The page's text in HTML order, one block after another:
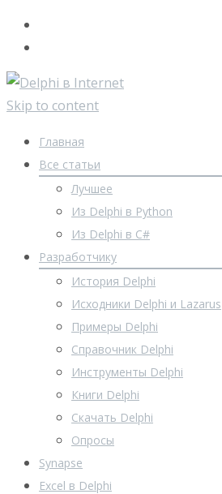
Skip to content
Главная
Все статьи
Лучшее
Из Delphi в Python
Из Delphi в C#
Разработчику
История Delphi
Исходники Delphi и Lazarus
Примеры Delphi
Справочник Delphi
Инструменты Delphi
Книги Delphi
Скачать Delphi
Опросы
Synapse
Excel в Delphi